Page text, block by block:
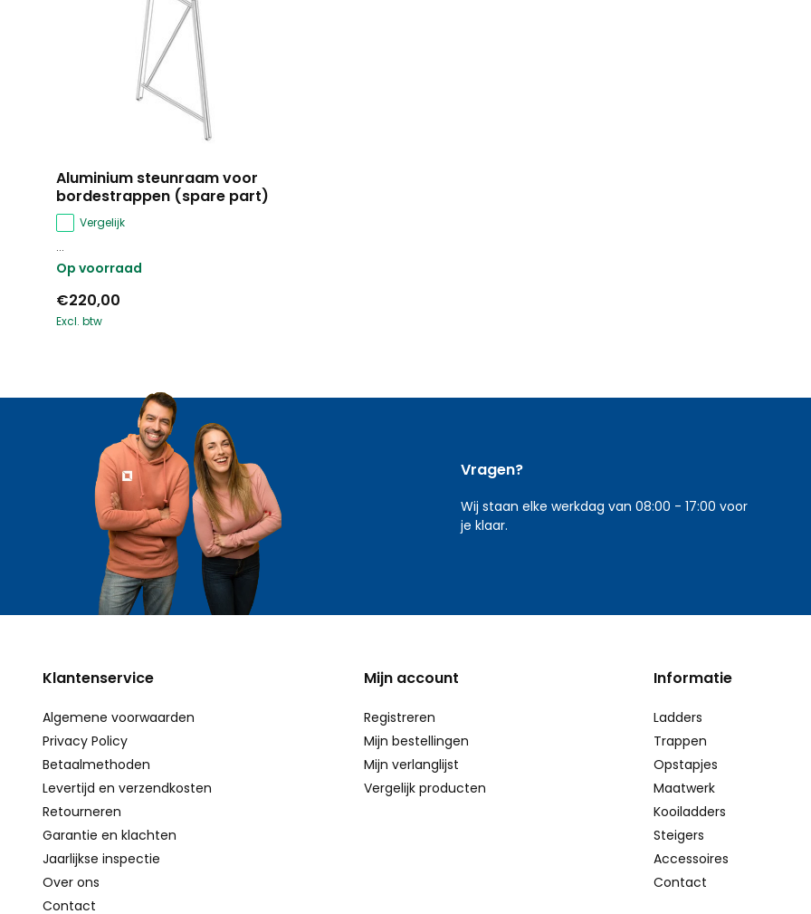
Aluminium steunraam voor
bordestrappen (spare part)
Vergelijk
...
Op voorraad
€220,00
Excl. btw
Vragen?
Wij staan elke werkdag van 08:00 - 17:00 voor
je klaar.
Klantenservice
Algemene voorwaarden
Privacy Policy
Betaalmethoden
Levertijd en verzendkosten
Retourneren
Garantie en klachten
Jaarlijkse inspectie
Over ons
Contact
Mijn account
Registreren
Mijn bestellingen
Mijn verlanglijst
Vergelijk producten
Informatie
Ladders
Trappen
Opstapjes
Maatwerk
Kooiladders
Steigers
Accessoires
Contact